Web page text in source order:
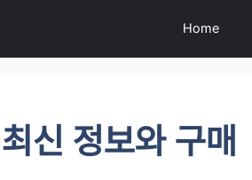
Home
신 정보와 구매